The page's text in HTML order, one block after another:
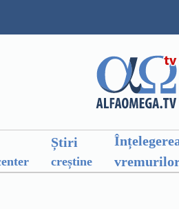
Știri
creștine